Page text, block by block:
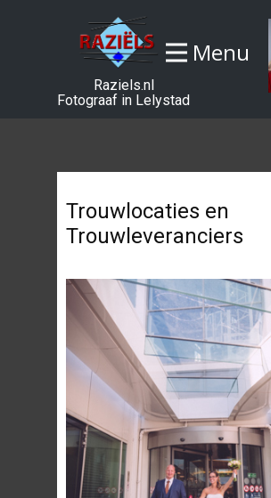
Menu
Raziels.nl
Fotograaf in Lelystad
Trouwlocaties en
Trouwleveranciers